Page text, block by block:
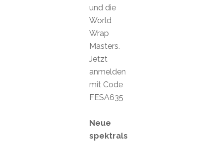
und die
World
Wrap
Masters.
Jetzt
anmelden
mit Code
FESA635
Neue
spektrals